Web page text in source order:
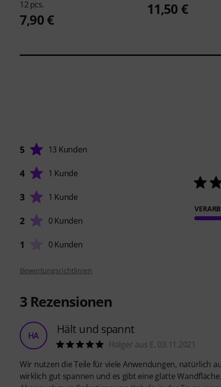
12 pcs.
7,90 €
11,50 €
5 13 Kunden
4 1 Kunde
3 1 Kunde
2 0 Kunden
1 0 Kunden
Bewertungsrichtlinien
3 Rezensionen
HA Hält und spannt
Holger aus E. 03.11.2021
Wir nutzen die Teile für viele Anwendungen, natürlich
wirklich gut spannen und es gibt eine glatte Wandfläche.